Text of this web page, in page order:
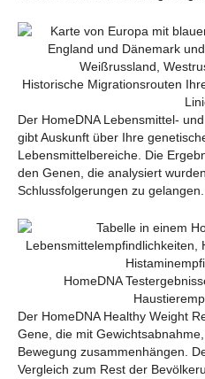
Historische Migrationsrouten
Der HomeDNA Lebensmittel-
gibt Auskunft über Ihre
Lebensmittelbereiche. Die
den Genen, die analysiert
Schlussfolgerungen zu gelangen.
HomeDNA
Der HomeDNA Healthy Weight
Gene, die mit
Bewegung zusammenhängen.
Vergleich zum Rest der